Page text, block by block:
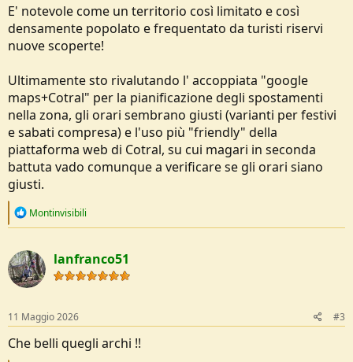
E' notevole come un territorio così limitato e così
densamente popolato e frequentato da turisti riservi
nuove scoperte!
Ultimamente sto rivalutando l' accoppiata "google
maps+Cotral" per la pianificazione degli spostamenti
nella zona, gli orari sembrano giusti (varianti per festivi
e sabati compresa) e l'uso più "friendly" della
piattaforma web di Cotral, su cui magari in seconda
battuta vado comunque a verificare se gli orari siano
giusti.
R
c
t
i
o
s
:
Montinvisibili
lanfranco51
11 Maggio 2026 #3
Che belli quegli archi !!